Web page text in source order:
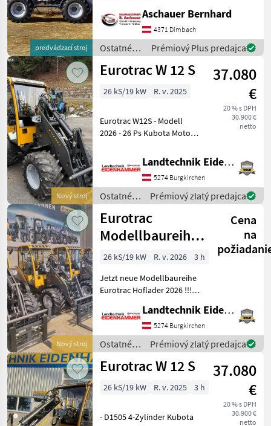
predvádzací stroj
2023 Betriebsstunden: 224,
mit: Kubota StageV-Motor
Zusätzliche Hydraul
Aschauer Bernhard
4371 Dimbach
Ostatné
poľnohospodárske
silové
Eurotrac
Prémiový Plus predajca
Nový stroj
Eurotrac W 12 S
37.080
€
20 % s DPH
30.900 €
netto
26 kS/19 kW R. v. 2025
Eurotrac W12S - Modell
2026 - 26 Ps Kubota Motor
Fahrantrieb - extra
Hydraulikkreislauf
bedienbar mit Joystick -
Komfortkabine mit Armle
Landtechnik Eidenhammer GmbH
5274 Burgkirchen
Ostatné
poľnohospodárske
silové
stroje /
Eurotrac
Prémiový zlatý predajca
Nový stroj
Eurotrac
Modellbaureihe
2026
Cena
na
26 kS/19 kW R. v. 2026
3 h
Jetzt neue Modellbaureihe
Eurotrac Hoflader 2026 !!!
bei Fragen bzw ein Angebot
nur bitte melden !!! Auch
mit Top
Finanzierungsmöglichk
Landtechnik Eidenhammer GmbH
5274 Burgkirchen
Ostatné
poľnohospodárske
silové
Eurotrac
Prémiový zlatý predajca
Eurotrac W 12 S
37.080
€
20 % s DPH
30.900 €
netto
26 kS/19 kW R. v. 2025 3 h
- D1505 4-Zylinder Kubota